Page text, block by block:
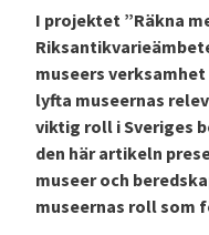
I projektet ”Räkna
museers
lyfta museernas
viktig roll i Sveriges
den här artikeln
museer och
museernas roll som